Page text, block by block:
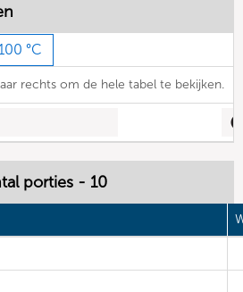
100 °C
rechts om de hele tabel te bekijken.
porties - 10